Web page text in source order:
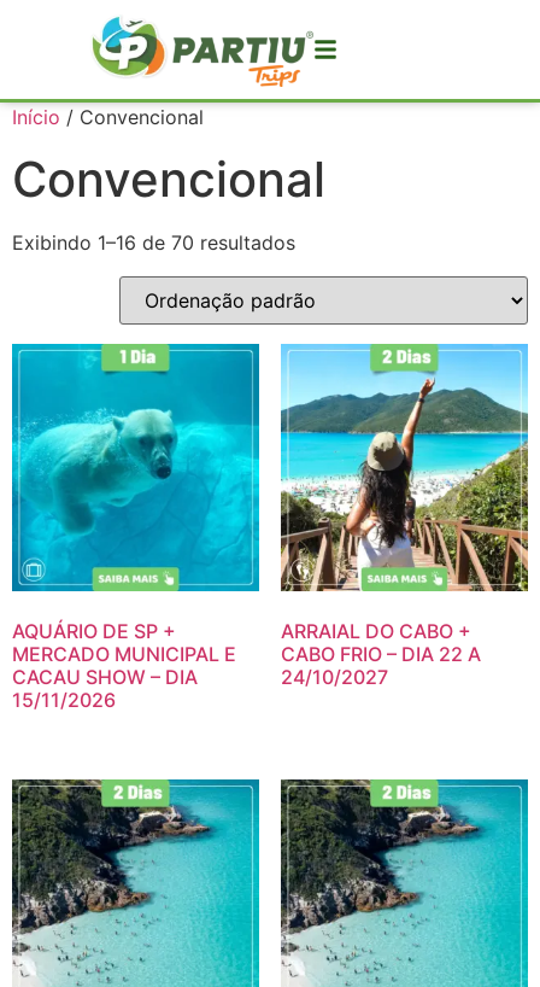
Início / Convencional
Convencional
Exibindo 1–16 de 70 resultados
AQUÁRIO DE SP +
MERCADO MUNICIPAL E
CACAU SHOW – DIA
15/11/2026
ARRAIAL DO CABO +
CABO FRIO – DIA 22 A
24/10/2027